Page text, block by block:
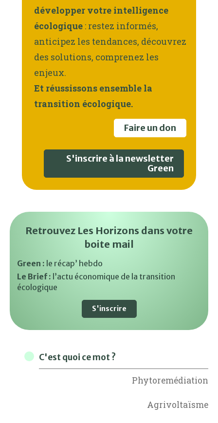
développer votre intelligence
écologique : restez informés,
anticipez les tendances, découvrez
des solutions, comprenez les
enjeux.
Et réussissons ensemble la
transition écologique.
Faire un don
S'inscrire à la newsletter
Green
Retrouvez Les Horizons dans votre
boite mail
Green : le récap’ hebdo
Le Brief : l’actu économique de la transition
écologique
S'inscrire
C'est quoi ce mot ?
Phytoremédiation
Agrivoltaïsme